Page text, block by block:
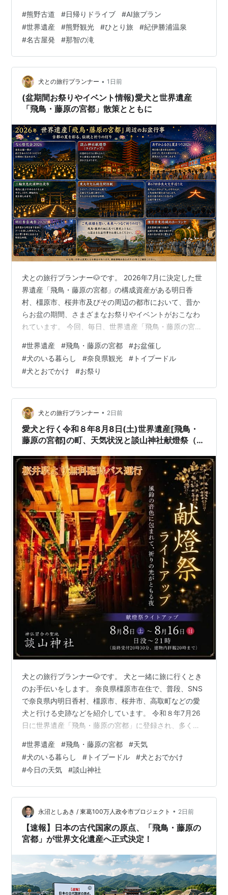
ム 熊野古道・大門坂から那智の滝へ！汗と感動のハイキ
ング 紀伊勝浦の日帰り温泉でリフレッシュ！渋滞知らず
の快適な帰路 まとめ 鬼ヶ城から松本峠へ！世界遺産を巡
る午前中のガチ検証 昨年の台風による通行止めのリベン
ジを果たすべく、午前5時に名古屋市港区を出発し、国道
23号線から紀勢道を南下して朝…
#熊野古道 #日帰りドライブ #AI旅プラン
#世界遺産 #熊野観光 #ひとり旅 #紀伊勝浦温泉
#名古屋発 #那智の滝
犬との旅行プランナー • 1日前
(盆期間お祭りやイベント情報)愛犬と世界遺産
「飛鳥・藤原の宮都」散策とともに
犬との旅行プランナー🐶です。 2026年7月に決定した世
界遺産「飛鳥・藤原の宮都」の構成資産がある明日香
村、橿原市、桜井市及びその周辺の都市において、昔か
らお盆の期間、さまざまなお祭りやイベントがおこなわ
れています。 今回、毎日、世界遺産「飛鳥・藤原の宮
すが、改めて、お盆時期の開催予定の催しをまとめて紹
介します。 是非、世界遺産「飛鳥・藤原の宮都」の史跡
と共に、思い出作りに、お盆の時期にしか出会えない、
お祭りやイベントへ愛犬🐶と行きませんか。 １ 紹介する
お祭り・イベント ・なら燈花会２０２６ 令和８年８月５
日(水)〜14日(金) ・談山神社献…
#世界遺産 #飛鳥・藤原の宮都 #お盆催し
#犬のいる暮らし #奈良県観光 # トイプードル
#犬とおでかけ #お祭り
犬との旅行プランナー • 2日前
愛犬と行く令和８年8月8日(土)世界遺産[飛鳥・
藤原の宮都]の町、天気状況と談山神社献燈祭（ラ
犬との旅行プランナー🐶です。 犬と一緒に旅に行くとき
のお手伝いをします。 奈良県橿原市在住で、普段、SNS
で奈良県内明日香村、橿原市、桜井市、高取町などの愛
犬と行ける史跡などを紹介しています。 令和８年7月26
日に世界遺産「飛鳥・藤原の宮都」に登録され、多くの
鳥・藤原の宮都」の19の構成資産は建物外にあり雨☔の
来県は、犬連れやレンタサイクルの観光など雨模様でせ
っかくの観光も魅力がだいぶ目減りしてしまいます。 こ
れらから、本日の天気と世界遺産「飛鳥・藤原の宮都」
周辺のトピックスを紹介します。 １ 本日の天気と明日の
天気を記載します。犬旅🐕の参考…
#世界遺産 #飛鳥・藤原の宮都 #天気
#犬のいる暮らし # トイプードル #犬とおでかけ
#今日の天気 #談山神社
永沼としあき / 東葛100万人政令市プロジェクト • 2日前
【速報】日本の古代国家の原点、「飛鳥・藤原の
宮都」が世界文化遺産へ正式決定！